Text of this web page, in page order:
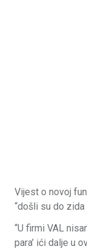
Vijest o novoj
“došli su do zida
“U firmi VAL
para’ ići dalje u